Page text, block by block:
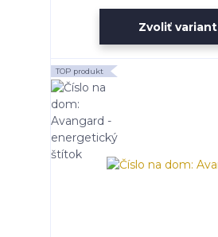
Zvoliť variant
TOP produkt